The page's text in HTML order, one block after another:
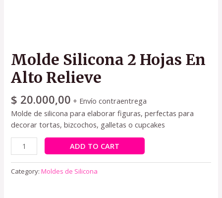
Molde Silicona 2 Hojas En
Alto Relieve
$ 20.000,00 + Envío contraentrega
Molde de silicona para elaborar figuras, perfectas para
decorar tortas, bizcochos, galletas o cupcakes
ADD TO CART
Category:Moldes de Silicona